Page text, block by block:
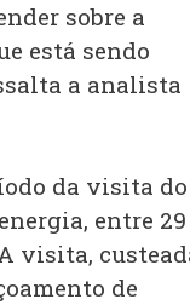
sobre a
está sendo
a analista
da visita do
entre 29
visita,
de